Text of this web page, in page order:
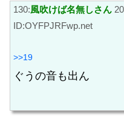
130:風吹けば名無しさん
ID:OYFPJRFwp.net
>>19
ぐうの音も出ん